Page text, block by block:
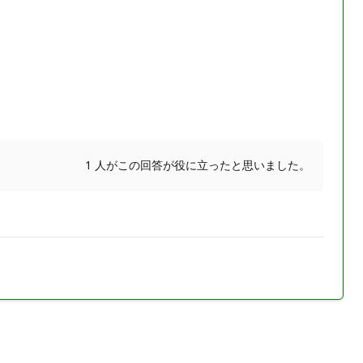
1 人がこの回答が役に立ったと思いました。